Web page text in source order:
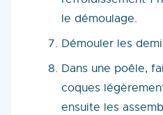
le démoulage.
Démouler les
Dans une poêle,
coques
ensuite les